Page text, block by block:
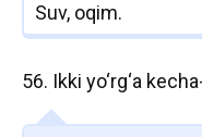
Suv, oqim.
56. Ikki yo‘rg‘a